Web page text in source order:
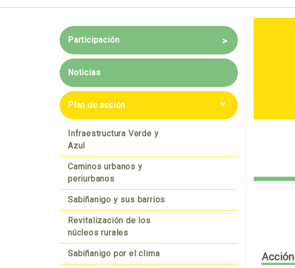
Participación
Sesión grupal con los
Presentación de la Agenda
Futuro compartido
Ideas de proyectos
¿Quieres aportar?
Noticias
Plan de acción
Infraestructura Verde y
Azul
Caminos urbanos y
periurbanos
Sabiñanigo y sus barrios
Revitalización de los
núcleos rurales
Sabiñanigo por el clima Acción